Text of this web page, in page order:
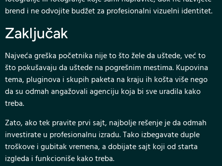
brend i ne odvojite budžet za profesionalni vizuelni identitet.
Zaključak
Najveća greška početnika nije to što žele da uštede, već to
što pokušavaju da uštede na pogrešnim mestima. Kupovina
tema, pluginova i skupih paketa na kraju ih košta više nego
da su odmah angažovali agenciju koja bi sve uradila kako
treba.
Zato, ako tek pravite prvi sajt, najbolje rešenje je da odmah
investirate u profesionalnu izradu. Tako izbegavate duple
troškove i gubitak vremena, a dobijate sajt koji od starta
izgleda i funkcioniše kako treba.